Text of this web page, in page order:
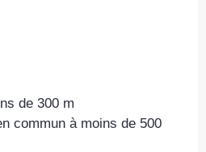
de 300 m
commun à moins de 500